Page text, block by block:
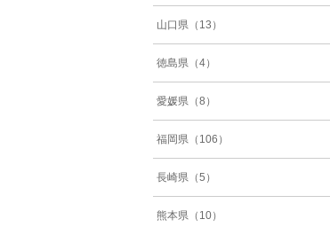
山口県（13）
徳島県（4）
愛媛県（8）
福岡県（106）
長崎県（5）
熊本県（10）